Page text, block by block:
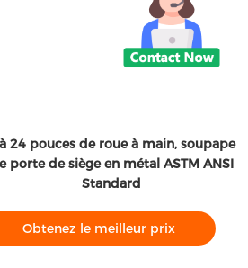
de roue à main, soupape
de siège en métal ASTM ANSI
Standard
le meilleur prix